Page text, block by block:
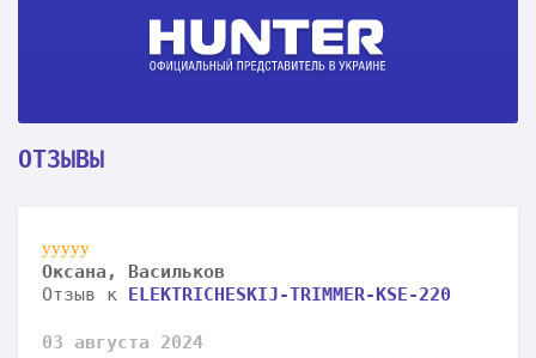
ОТЗЫВЫ
Андрій, Кам'янець Подільський
Отзыв к KS-310
18 октября 2024
Оксана, Васильков
Отзыв к ELEKTRICHESKIJ-TRIMMER-KSE-220
03 августа 2024
Харків, Сергій
Отзыв к HS-390
20 ноября 2023
Юрий, Кропивницкий
Отзыв к MMA-287DK
12 августа 2023
Володимир, Івано-Франківськ
Отзыв к ELEKTRICHESKIJ-TRIMMER-KSE-180
01 июня 2023